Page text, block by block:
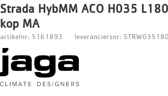
Strada HybMM ACO H035
kop MA
artikelnr: 5161893 leveranciersnr: